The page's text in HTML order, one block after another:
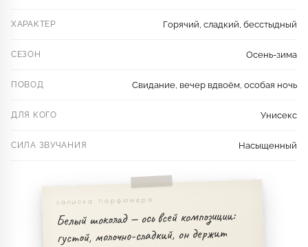
ХАРАКТЕР Горячий, сладкий, бесстыдный
СЕЗОН Осень-зима
ПОВОД Свидание, вечер вдвоём, особая ночь
ДЛЯ КОГО Унисекс
СИЛА ЗВУЧАНИЯ Насыщенный
записка парфюмера
Белый шоколад — ось всей композиции:
густой, молочно-сладкий, он держит